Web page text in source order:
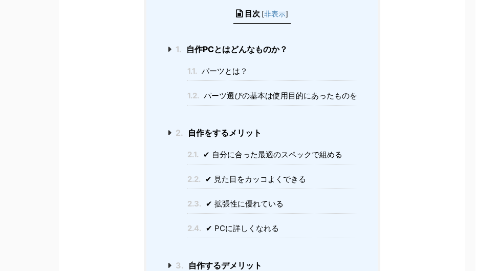
目次 [非表示]
1. 自作PCとはどんなものか？
1.1. パーツとは？
1.2. パーツ選びの基本は使用目的にあったものを
2. 自作をするメリット
2.1. ✔ 自分に合った最適のスペックで組める
2.2. ✔ 見た目をカッコよくできる
2.3. ✔ 拡張性に優れている
2.4. ✔ PCに詳しくなれる
3. 自作するデメリット